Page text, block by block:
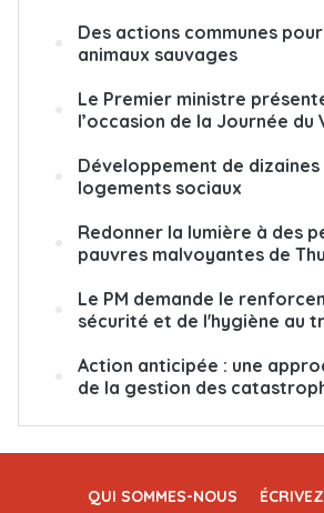
Des actions communes
animaux sauvages
Le Premier ministre
l’occasion de la Journée du
Développement de
logements sociaux
Redonner la lumière à des
pauvres malvoyantes de
Le PM demande le
sécurité et de l'hygiène au
Action anticipée : une
de la gestion des
QUI SOMMES-NOUS